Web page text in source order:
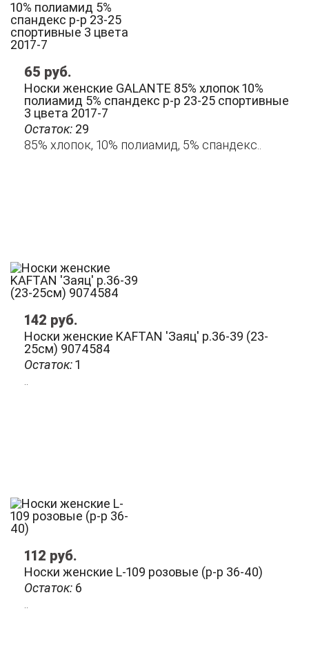
Остаток: 29
Носки женские GALANTE 85% хлопок 10%
полиамид 5% спандекс р-р 23-25 спортивные
3 цвета 2017-7
85% хлопок, 10% полиамид, 5% спандекс..
65 руб.
Остаток:1
Носки женские KAFTAN 'Заяц' р.36-39 (23-
25см) 9074584
142 руб.
Остаток: 6
Носки женские L-109 розовые (р-р 36-40)
112 руб.